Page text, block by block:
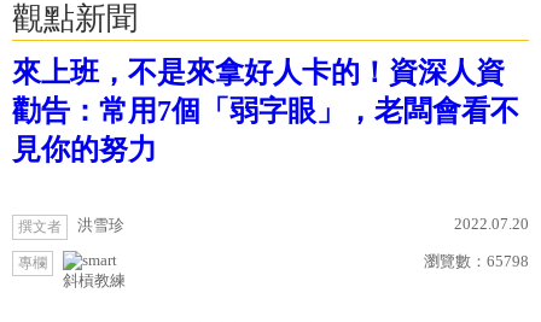
觀點新聞
來上班，不是來拿好人卡的！資深人資
勸告：常用7個「弱字眼」，老闆會看不
見你的努力
撰文者 洪雪珍 2022.07.20
專欄
斜槓教練
瀏覽數： 65798